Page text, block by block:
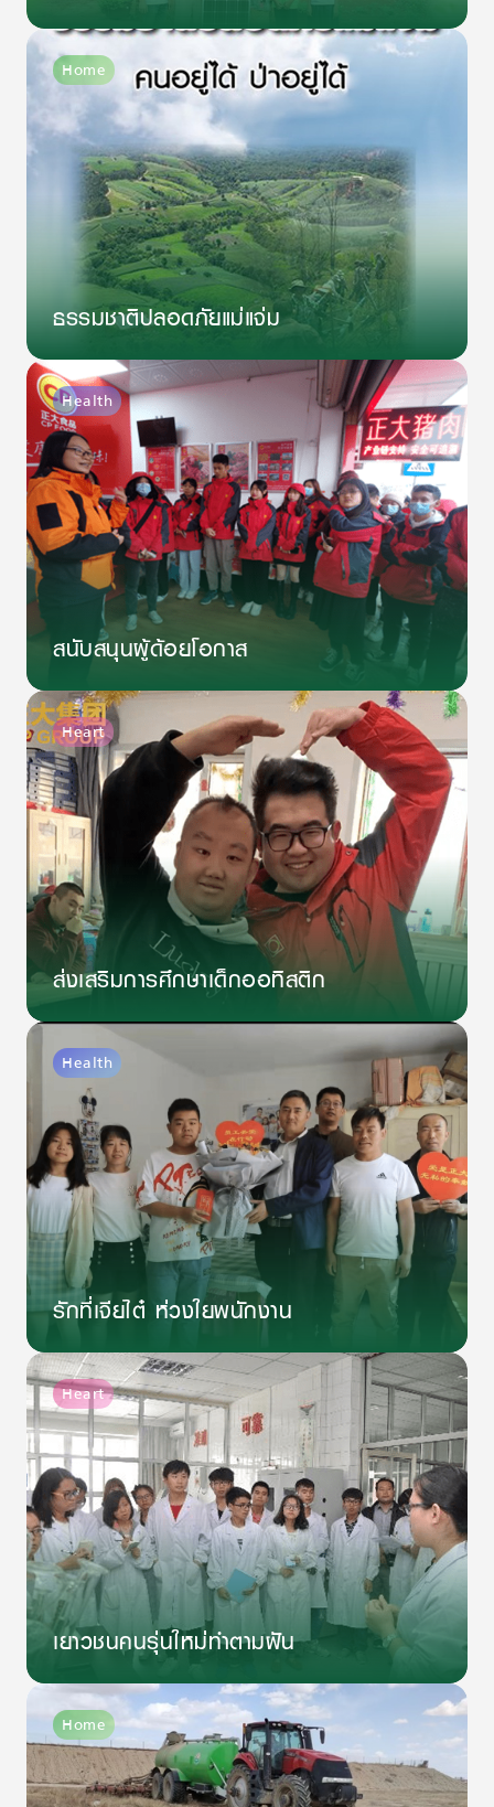
Home
ธรรมชาติปลอดภัยแม่แจ่ม
Health
สนับสนุนผู้ด้อยโอกาส
Heart
ส่งเสริมการศึกษาเด็กออทิสติก
Health
รักที่เจียไต๋ ห่วงใยพนักงาน
Heart
เยาวชนคนรุ่นใหม่ทำตามฝัน
Home